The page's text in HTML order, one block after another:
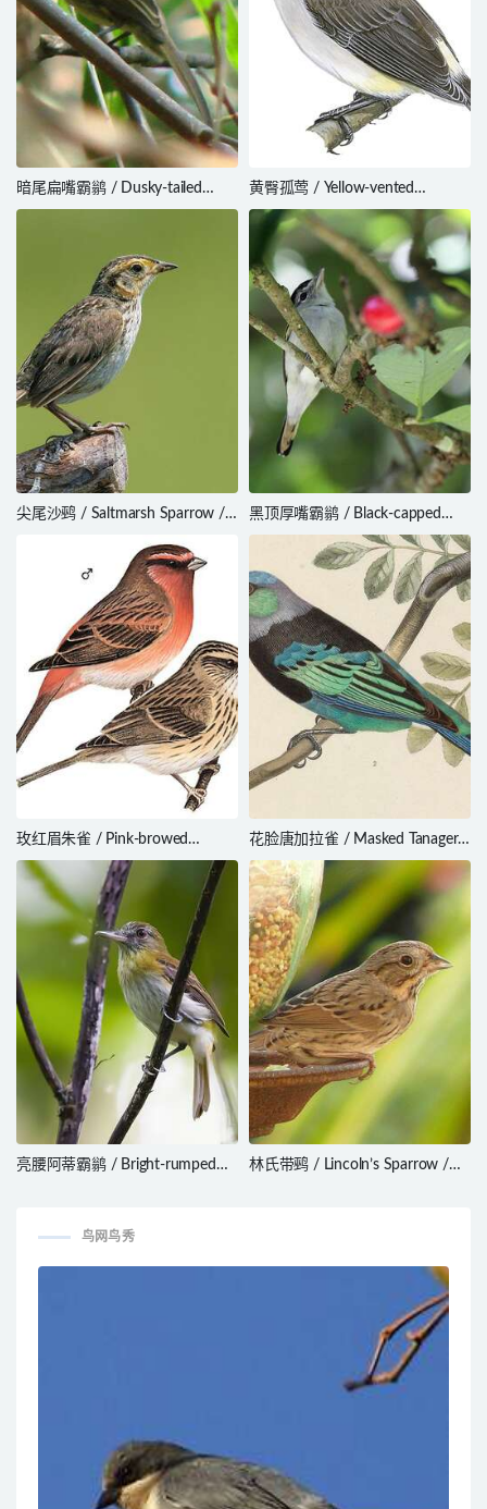
暗尾扁嘴霸鹟 / Dusky-tailed
Flatbill / Ramphotrigon
黄臀孤莺 / Yellow-vented
Eremomela / Eremomela
flavicrissalis
尖尾沙鹀 / Saltmarsh Sparrow /
黑顶厚嘴霸鹟 / Black-capped
Becard / Pachyramphus
marginatus
玫红眉朱雀 / Pink-browed
Rosefinch / Carpodacus
rodochroa
花脸唐加拉雀 / Masked Tanager /
Stilpnia nigrocincta
亮腰阿蒂霸鹟 / Bright-rumped
林氏带鹀 / Lincoln’s Sparrow /
鸟网鸟秀